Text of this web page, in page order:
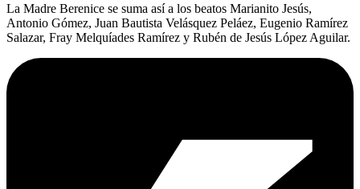
La Madre Berenice se suma así a los beatos Marianito Jesús,
Antonio Gómez, Juan Bautista Velásquez Peláez, Eugenio Ramírez
Salazar, Fray Melquíades Ramírez y Rubén de Jesús López Aguilar.